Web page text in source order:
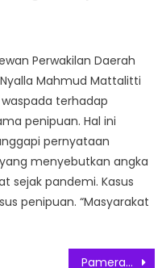
Perwakilan Daerah
Mahmud Mattalitti
terhadap
penipuan. Hal ini
pernyataan
menyebutkan angka
sejak pandemi. Kasus
penipuan. “Masyarakat
Pameran PRO AVL Indonesia Expo 2023 Resmi Dibuka